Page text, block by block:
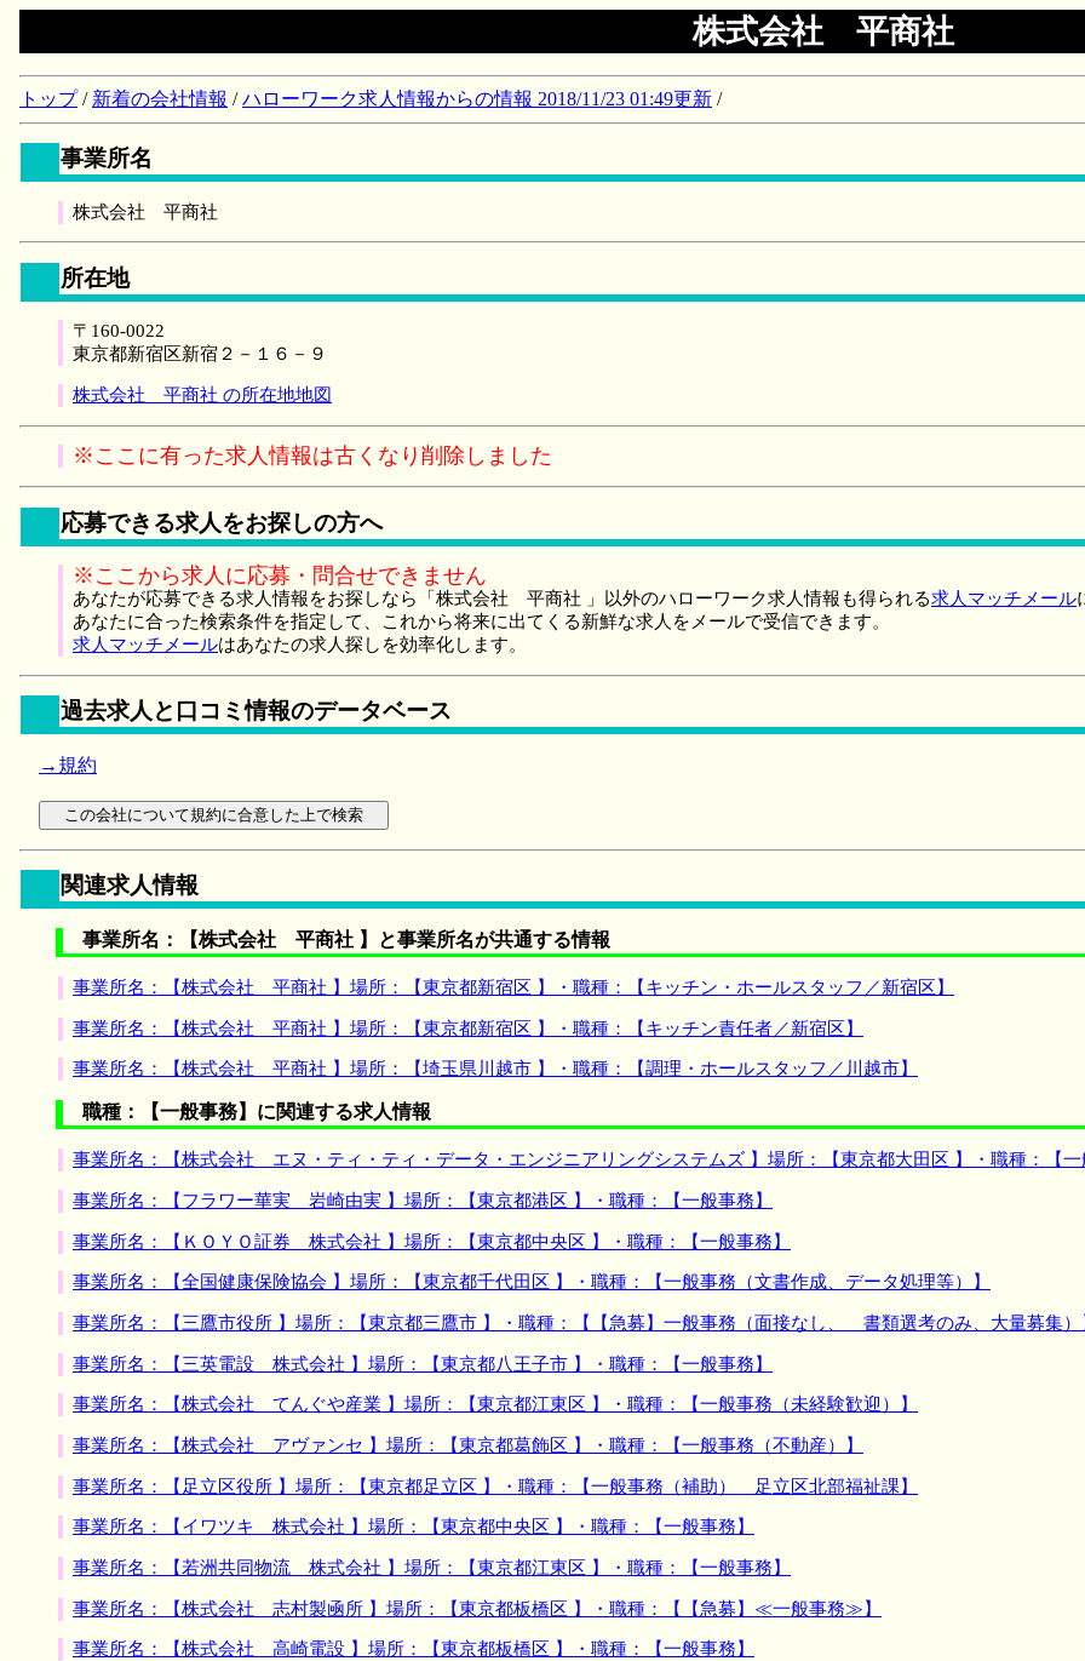
株式会社 平商社
トップ/ 新着の会社情報 /ハローワーク求人情報からの情報 2018/11/23 01:49更新 /
事業所名
株式会社 平商社
所在地
〒160-0022
東京都新宿区新宿２－１６－９
株式会社 平商社 の所在地地図
※ここに有った求人情報は古くなり削除しました
応募できる求人をお探しの方へ
※ここから求人に応募・問合せできません
あなたが応募できる求人情報をお探しなら「株式会社 平商社 」以外のハローワーク求人情報も得られる求人マッチメール
あなたに合った検索条件を指定して、これから将来に出てくる新鮮な求人をメールで受信できます。
求人マッチメールはあなたの求人探しを効率化します。
過去求人と口コミ情報のデータベース
→規約
関連求人情報
事業所名：【株式会社 平商社 】と事業所名が共通する情報
事業所名：【株式会社 平商社 】場所：【東京都新宿区 】・職種：【キッチン・ホールスタッフ／新宿区】
事業所名：【株式会社 平商社 】場所：【東京都新宿区 】・職種：【キッチン責任者／新宿区】
事業所名：【株式会社 平商社 】場所：【埼玉県川越市 】・職種：【調理・ホールスタッフ／川越市】
職種：【一般事務】に関連する求人情報
事業所名：【株式会社 エヌ・ティ・ティ・データ・エンジニアリングシステムズ 】場所：【東京都大田区 】・職種：【一
事業所名：【フラワー華実 岩崎由実 】場所：【東京都港区 】・職種：【一般事務】
事業所名：【ＫＯＹＯ証券 株式会社 】場所：【東京都中央区 】・職種：【一般事務】
事業所名：【全国健康保険協会 】場所：【東京都千代田区 】・職種：【一般事務（文書作成、データ処理等）】
事業所名：【三鷹市役所 】場所：【東京都三鷹市 】・職種：【【急募】一般事務（面接なし、 書類選考のみ、大量募集）
事業所名：【三英電設 株式会社 】場所：【東京都八王子市 】・職種：【一般事務】
事業所名：【株式会社 てんぐや産業 】場所：【東京都江東区 】・職種：【一般事務（未経験歓迎）】
事業所名：【株式会社 アヴァンセ 】場所：【東京都葛飾区 】・職種：【一般事務（不動産）】
事業所名：【足立区役所 】場所：【東京都足立区 】・職種：【一般事務（補助） 足立区北部福祉課】
事業所名：【イワツキ 株式会社 】場所：【東京都中央区 】・職種：【一般事務】
事業所名：【若洲共同物流 株式会社 】場所：【東京都江東区 】・職種：【一般事務】
事業所名：【株式会社 志村製凾所 】場所：【東京都板橋区 】・職種：【【急募】≪一般事務≫】
事業所名：【株式会社 高崎電設 】場所：【東京都板橋区 】・職種：【一般事務】